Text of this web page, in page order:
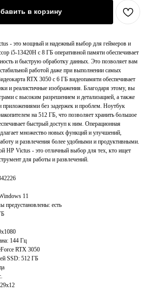
в корзину
- это мощный и надежный выбор для геймеров и
i5-13420H с 8 ГБ оперативной памяти обеспечивает
и быструю обработку данных. Это позволяет вам
работой даже при выполнении самых
RTX 3050 с 6 ГБ видеопамяти обеспечивает
и реалистичные изображения. Благодаря этому, вы
с высоким разрешением и детализацией, а также
приложениями без задержек и проблем. Ноутбук
на 512 ГБ, что позволяет хранить большое
быстрый доступ к ним. Операционная
множество новых функций и улучшений,
и развлечения более удобными и продуктивными.
HP Victus - это отличный выбор для тех, кто ищет
для работы и развлечений.
11
предустановлены: есть
144 Гц
RTX 3050
SSD: 512 ГБ
Каталог
Игровые ноутбуки бу
Ноутбуки для работы бу
Ноутбуки для учебы бу